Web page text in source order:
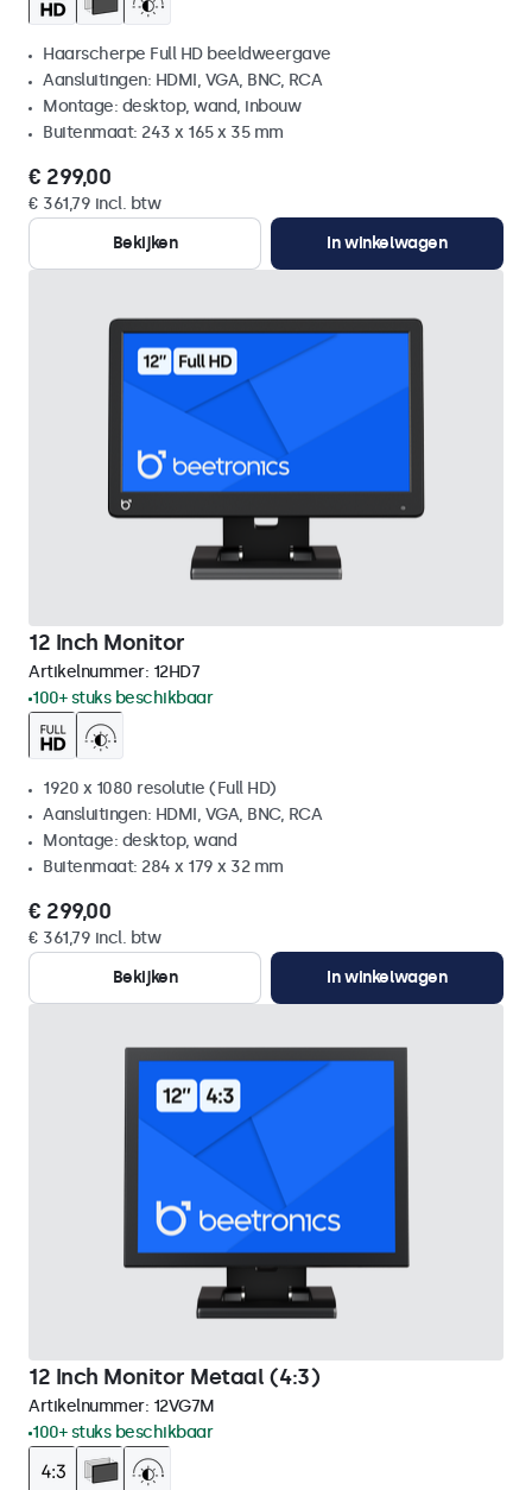
Haarscherpe Full HD beeldweergave
Aansluitingen: HDMI, VGA, BNC, RCA
Montage: desktop, wand, inbouw
Buitenmaat: 243 x 165 x 35 mm
€ 299,00
€ 361,79 incl. btw
Bekijken
In winkelwagen
12 Inch Monitor
Artikelnummer: 12HD7
100+ stuks beschikbaar
1920 x 1080 resolutie (Full HD)
Aansluitingen: HDMI, VGA, BNC, RCA
Montage: desktop, wand
Buitenmaat: 284 x 179 x 32 mm
€ 299,00
€ 361,79 incl. btw
Bekijken
In winkelwagen
12 Inch Monitor Metaal (4:3)
Artikelnummer: 12VG7M
100+ stuks beschikbaar